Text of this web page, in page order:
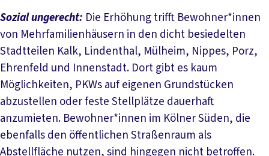
Sozial ungerecht: Die Erhöhung trifft Bewohner*innen
von Mehrfamilienhäusern in den dicht besiedelten
Stadtteilen Kalk, Lindenthal, Mülheim, Nippes, Porz,
Ehrenfeld und Innenstadt. Dort gibt es kaum
Möglichkeiten, PKWs auf eigenen Grundstücken
abzustellen oder feste Stellplätze dauerhaft
anzumieten. Bewohner*innen im Kölner Süden, die
ebenfalls den öffentlichen Straßenraum als
Abstellfläche nutzen, sind hingegen nicht betroffen.